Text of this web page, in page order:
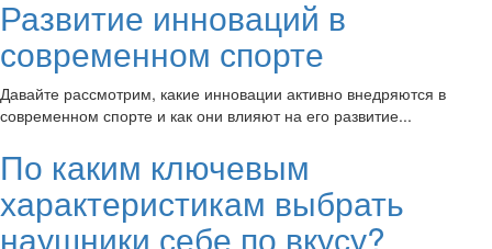
Развитие инноваций в
современном спорте
Давайте рассмотрим, какие инновации активно внедряются в
современном спорте и как они влияют на его развитие...
По каким ключевым
характеристикам выбрать
наушники себе по вкусу?